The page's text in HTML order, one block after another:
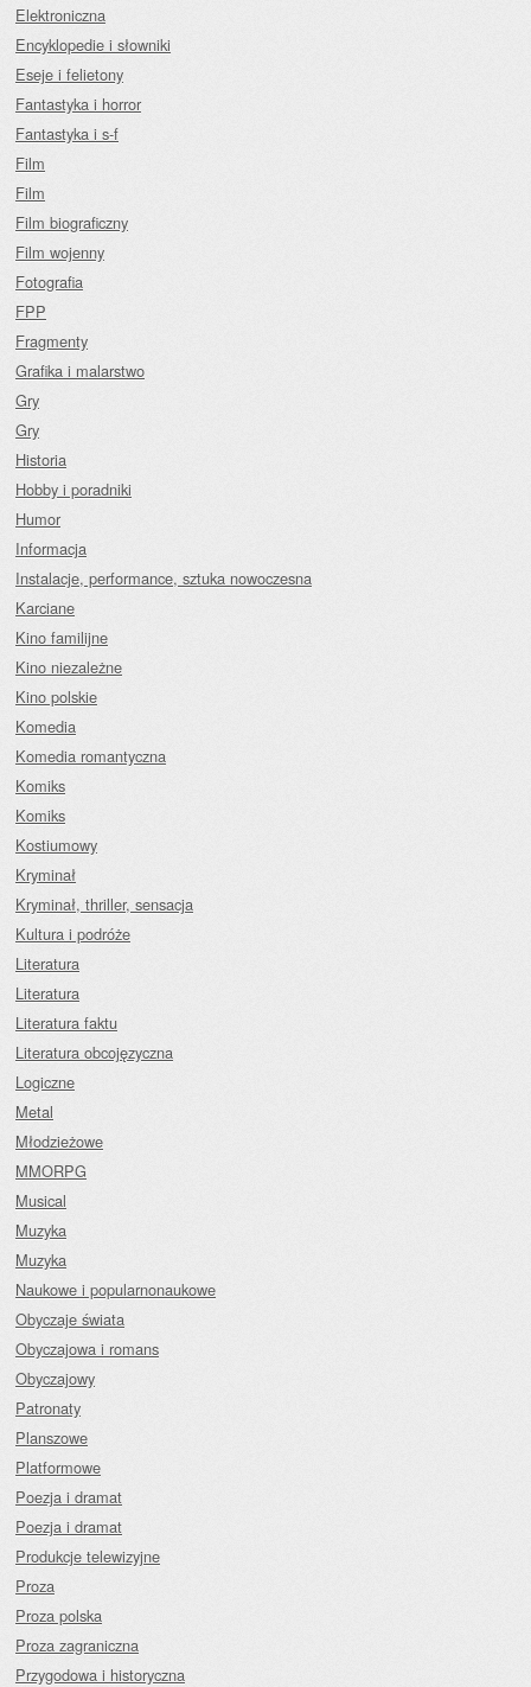
Elektroniczna
Encyklopedie i słowniki
Eseje i felietony
Fantastyka i horror
Fantastyka i s-f
Film
Film
Film biograficzny
Film wojenny
Fotografia
FPP
Fragmenty
Grafika i malarstwo
Gry
Gry
Historia
Hobby i poradniki
Humor
Informacja
Instalacje, performance, sztuka nowoczesna
Karciane
Kino familijne
Kino niezależne
Kino polskie
Komedia
Komedia romantyczna
Komiks
Komiks
Kostiumowy
Kryminał
Kryminał, thriller, sensacja
Kultura i podróże
Literatura
Literatura
Literatura faktu
Literatura obcojęzyczna
Logiczne
Metal
Młodzieżowe
MMORPG
Musical
Muzyka
Muzyka
Naukowe i popularnonaukowe
Obyczaje świata
Obyczajowa i romans
Obyczajowy
Patronaty
Planszowe
Platformowe
Poezja i dramat
Poezja i dramat
Produkcje telewizyjne
Proza
Proza polska
Proza zagraniczna
Przygodowa i historyczna